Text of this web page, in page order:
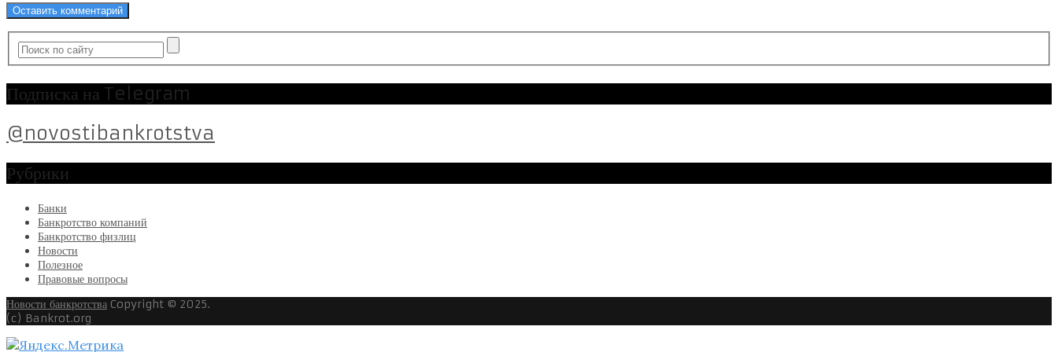
Подписка на Telegram
@novostibankrotstva
Рубрики
Банки
Банкротство компаний
Банкротство физлиц
Новости
Полезное
Правовые вопросы
Новости банкротства Copyright © 2025.
(c) Bankrot.org